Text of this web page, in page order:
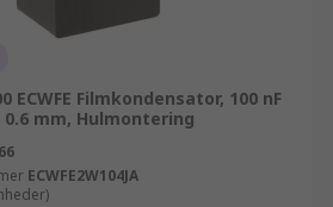
ECWFE Filmkondensator, 100 nF
0.6 mm, Hulmontering
ECWFE2W104JA